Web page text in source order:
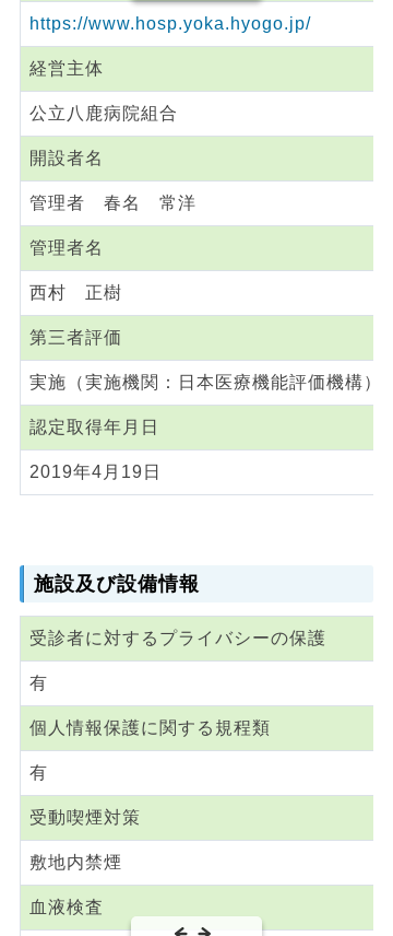
https://www.hosp.yoka.hyogo.jp/
経営主体
公立八鹿病院組合
開設者名
管理者 春名 常洋
管理者名
西村 正樹
第三者評価
実施（実施機関：日本医療機能評価機構）
認定取得年月日
2019年4月19日
施設及び設備情報
受診者に対するプライバシーの保護
有
個人情報保護に関する規程類
有
受動喫煙対策
敷地内禁煙
血液検査